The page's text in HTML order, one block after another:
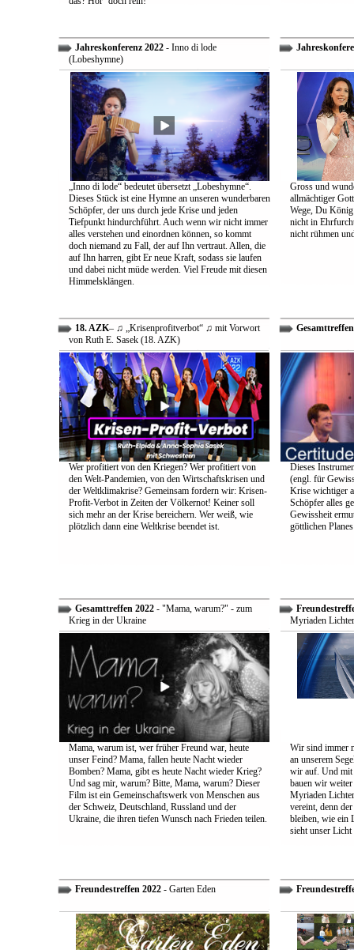
Jahreskonferenz 2022- Inno di lode
(Lobeshymne)
„Inno di lode“ bedeutet übersetzt „Lobeshymne“.
Dieses Stück ist eine Hymne an unseren wunderbaren
Schöpfer, der uns durch jede Krise und jeden
Tiefpunkt hindurchführt. Auch wenn wir nicht immer
alles verstehen und einordnen können, so kommt
doch niemand zu Fall, der auf Ihn vertraut. Allen, die
auf Ihn harren, gibt Er neue Kraft, sodass sie laufen
und dabei nicht müde werden. Viel Freude mit diesen
Himmelsklängen.
Gross und
allmächtiger
Wege, Du
nicht in
nicht rühmen
18. AZK– ♫ „Krisenprofitverbot“ ♫ mit Vorwort
von Ruth E. Sasek (18. AZK)
Wer profitiert von den Kriegen? Wer profitiert von
den Welt-Pandemien, von den Wirtschaftskrisen und
der Weltklimakrise? Gemeinsam fordern wir: Krisen-
Profit-Verbot in Zeiten der Völkernot! Keiner soll
sich mehr an der Krise bereichern. Wer weiß, wie
plötzlich dann eine Weltkrise beendet ist.
Dieses
(engl. für
Krise wichtiger
Schöpfer alles
Gewissheit
göttlichen
Gesamttreffen 2022- "Mama, warum?" - zum
Krieg in der Ukraine
Mama, warum ist, wer früher Freund war, heute
unser Feind? Mama, fallen heute Nacht wieder
Bomben? Mama, gibt es heute Nacht wieder Krieg?
Und sag mir, warum? Bitte, Mama, warum? Dieser
Film ist ein Gemeinschaftswerk von Menschen aus
der Schweiz, Deutschland, Russland und der
Ukraine, die ihren tiefen Wunsch nach Frieden teilen.
Myriaden
Wir sind immer
an unserem
wir auf. Und mit
bauen wir
Myriaden
vereint, denn
bleiben, wie ein
sieht unser
Freundestreffen 2022- Garten Eden